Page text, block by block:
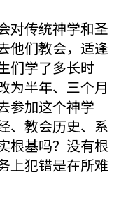
对传统神学和圣
他们教会，适逢
们学了多长时
为半年、三个月
参加这个神学
、教会历史、系
根基吗？没有根
上犯错是在所难